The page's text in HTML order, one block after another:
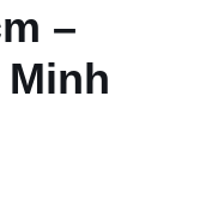
–
Minh